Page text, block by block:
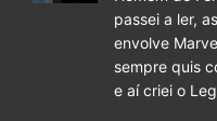
passei a ler,
envolve
sempre quis
e aí criei o